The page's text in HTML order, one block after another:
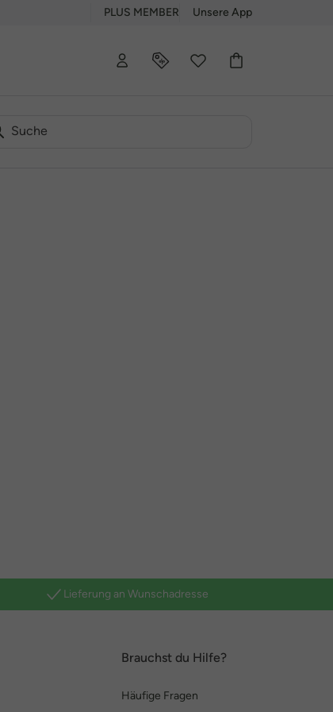
PLUS MEMBER Unsere App
Lieferung an Wunschadresse
Brauchst du Hilfe?
Häufige Fragen